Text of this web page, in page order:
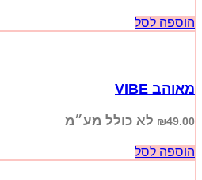
הוספה לסל
מאוהב VIBE
₪49.00 לא כולל מע״מ
הוספה לסל